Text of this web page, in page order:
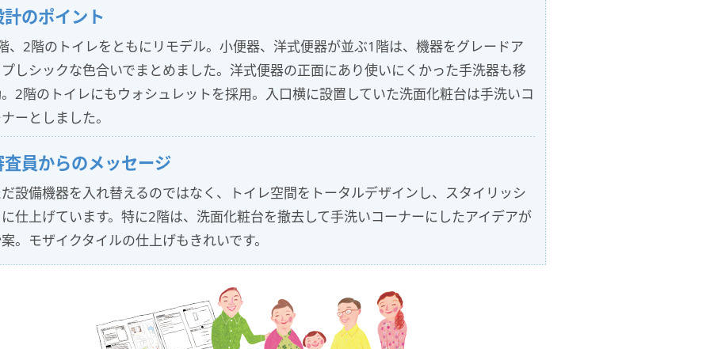
計のポイント
、2階のトイレをともにリモデル。小便器、洋式便器が並ぶ1階は、機器をグレードア
しシックな色合いでまとめました。洋式便器の正面にあり使いにくかった手洗器も移
2階のトイレにもウォシュレットを採用。入口横に設置していた洗面化粧台は手洗いコ
ーとしました。
査員からのメッセージ
設備機器を入れ替えるのではなく、トイレ空間をトータルデザインし、スタイリッシ
仕上げています。特に2階は、洗面化粧台を撤去して手洗いコーナーにしたアイデアが
。モザイクタイルの仕上げもきれいです。